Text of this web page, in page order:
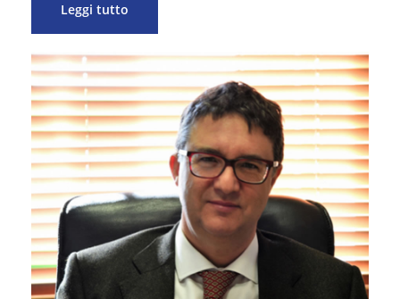
Leggi tutto